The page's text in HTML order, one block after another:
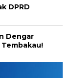
DPRD
Dengar